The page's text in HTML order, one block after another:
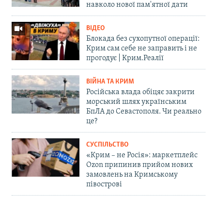
навколо нової пам'ятної дати
ВІДЕО
Блокада без сухопутної операції:
Крим сам себе не заправить і не
прогодує | Крим.Реалії
ВІЙНА ТА КРИМ
Російська влада обіцяє закрити
морський шлях українським
БпЛА до Севастополя. Чи реально
це?
СУСПІЛЬСТВО
«Крим – не Росія»: маркетплейс
Ozon припинив прийом нових
замовлень на Кримському
півострові